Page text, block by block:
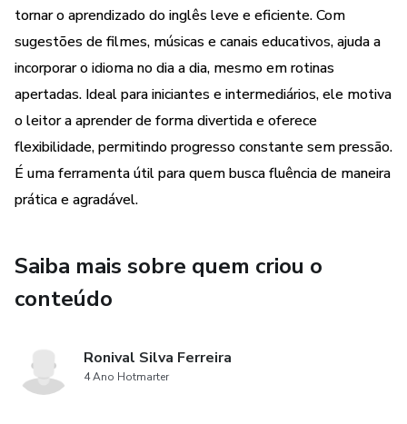
tornar o aprendizado do inglês leve e eficiente. Com
sugestões de filmes, músicas e canais educativos, ajuda a
incorporar o idioma no dia a dia, mesmo em rotinas
apertadas. Ideal para iniciantes e intermediários, ele motiva
o leitor a aprender de forma divertida e oferece
flexibilidade, permitindo progresso constante sem pressão.
É uma ferramenta útil para quem busca fluência de maneira
prática e agradável.
Saiba mais sobre quem criou o
conteúdo
Ronival Silva Ferreira
4 Ano Hotmarter